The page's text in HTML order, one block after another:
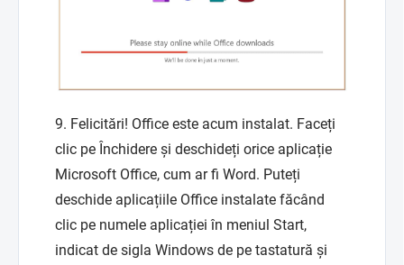
9. Felicitări! Office este acum instalat. Faceți
clic pe Închidere și deschideți orice aplicație
Microsoft Office, cum ar fi Word. Puteți
deschide aplicațiile Office instalate făcând
clic pe numele aplicației în meniul Start,
indicat de sigla Windows de pe tastatură și